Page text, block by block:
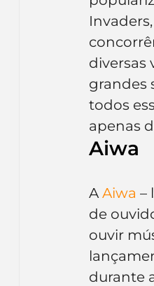
diversas
grandes
todos
apenas
Aiwa
A Aiwa –
de
ouvir
durante